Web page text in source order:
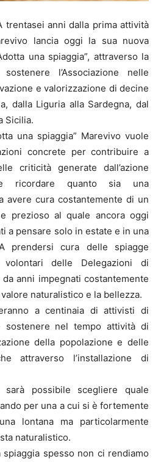
trentasei anni dalla prima attività
lancia oggi la sua nuova
una spiaggia”, attraverso la
l’Associazione nelle
e valorizzazione di decine
dalla Liguria alla Sardegna, dal
Sicilia.
una spiaggia” Marevivo vuole
concrete per contribuire a
criticità generate dall’azione
ricordare quanto sia una
avere cura costantemente di un
prezioso al quale ancora oggi
a pensare solo in estate e in una
prendersi cura delle spiagge
volontari delle Delegazioni di
anni impegnati costantemente
naturalistico e la bellezza.
a centinaia di attivisti di
sostenere nel tempo attività di
della popolazione e delle
attraverso l’installazione di
possibile scegliere quale
per una a cui si è fortemente
lontana ma particolarmente
naturalistico.
spiaggia spesso non ci rendiamo